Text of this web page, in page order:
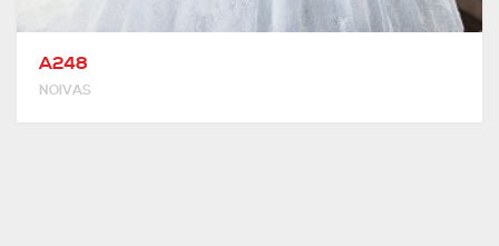
A248
NOIVAS